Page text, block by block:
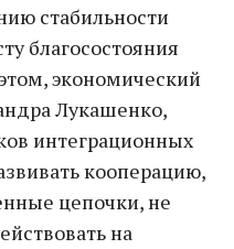
стабильности
благосостояния
экономический
Лукашенко,
интеграционных
кооперацию,
цепочки, не
на